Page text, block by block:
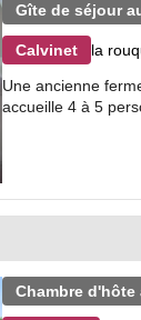
Gîte de séjour
Calvinet la
Une ancienne
accueille 4 à 5
Chambre d'hôte